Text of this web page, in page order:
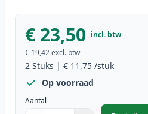
€ 23,50 incl. btw
€ 19,42excl. btw
2 Stuks | € 11,75 /stuk
Op voorraad
Aantal